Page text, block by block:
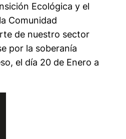
Ecológica y el
Comunidad
de nuestro sector
por la soberanía
el día 20 de Enero a